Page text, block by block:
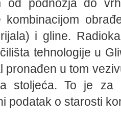
od podnožja do
kombinacijom
i gline.
tehnologije u
pronađen u tom
stoljeća. To je
podatak o starosti